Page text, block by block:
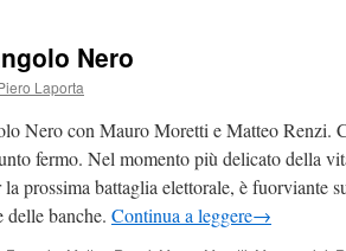
Nero
Laporta
Nero con Mauro Moretti e Matteo Renzi.
fermo. Nel momento più delicato della
prossima battaglia elettorale, è fuorviante
delle banche. Continua a leggere→